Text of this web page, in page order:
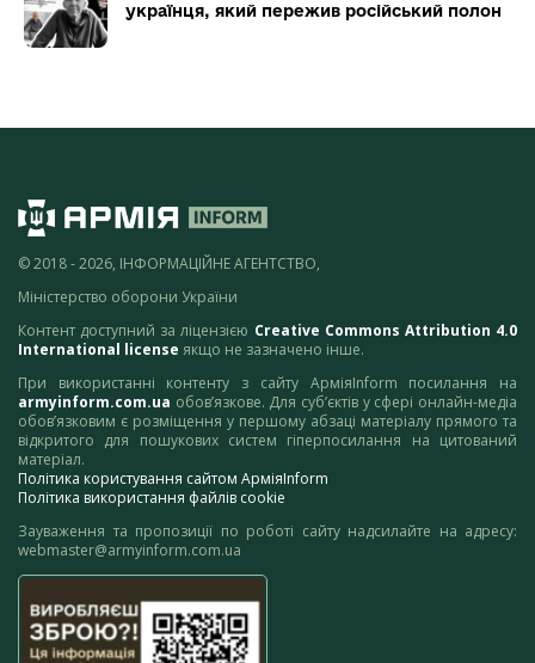
українця, який пережив російський полон
© 2018 - 2026, ІНФОРМАЦІЙНЕ АГЕНТСТВО,
Міністерство оборони України
Контент доступний за ліцензією Creative Commons Attribution 4.0
International license якщо не зазначено інше.
При використанні контенту з сайту АрміяInform посилання на
armyinform.com.ua обов’язкове. Для суб’єктів у сфері онлайн-медіа
обов’язковим є розміщення у першому абзаці матеріалу прямого та
відкритого для пошукових систем гіперпосилання на цитований
матеріал.
Політика користування сайтом АрміяInform
Політика використання файлів cookie
Зауваження та пропозиції по роботі сайту надсилайте на адресу:
webmaster@armyinform.com.ua